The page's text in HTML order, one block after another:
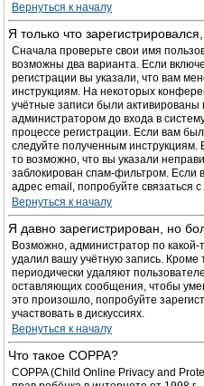
Вернуться к началу
Я только что
Сначала проверьте свои имя
возможны два варианта. Если
регистрации вы указали, что вам
инструкциям. На некоторых
учётные записи были активированы
администратором до входа в
процессе регистрации. Если вам
следуйте полученным
то возможно, что вы указали
заблокирован спам-фильтром. Если
адрес email, попробуйте связаться
Вернуться к началу
Я давно зарегистрирован, но
Возможно, администратор по какой-
удалил вашу учётную запись. Кроме
периодически удаляют
оставляющих сообщения, чтобы
это произошло, попробуйте
участвовать в дискуссиях.
Вернуться к началу
Что такое COPPA?
COPPA (Child Online Privacy and